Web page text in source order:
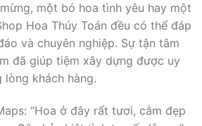
một bó hoa tình yêu hay một
Hoa Thúy Toán đều có thể đáp
và chuyên nghiệp. Sự tận tâm
đã giúp tiệm xây dựng được uy
khách hàng.
“Hoa ở đây rất tươi, cắm đẹp